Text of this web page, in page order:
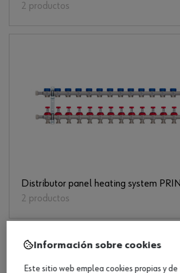
2 productos
Distributor panel heating system
2 productos
Información sobre cookies
Este sitio web emplea cookies propias y